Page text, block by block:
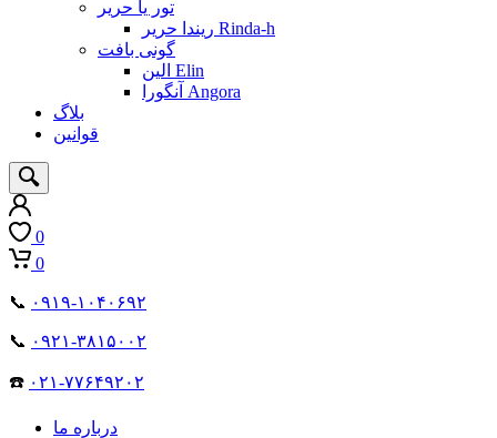
تور یا حریر
ریندا حریر Rinda-h
گونی بافت
الین Elin
آنگورا Angora
بلاگ
قوانین
0
0
📞 ۰۹۱۹-۱۰۴۰۶۹۲
📞 ۰۹۲۱-۳۸۱۵۰۰۲
☎️ ۰۲۱-۷۷۶۴۹۲۰۲
درباره ما